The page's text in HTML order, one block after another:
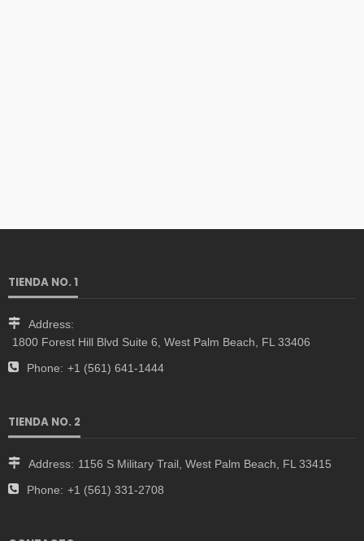
TIENDA NO. 1
Address:
1800 Forest Hill Blvd Suite 6, West Palm Beach, FL 33406
Phone: +1 (561) 641-1444
TIENDA NO. 2
Address: 1156 S Military Trail, West Palm Beach, FL 33415
Phone: +1 (561) 331-2708